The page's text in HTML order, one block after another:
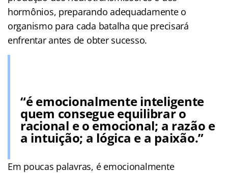
hormônios, preparando adequadamente o
organismo para cada batalha que precisará
enfrentar antes de obter sucesso.
“é emocionalmente inteligente
quem consegue equilibrar o
racional e o emocional; a razão e
a intuição; a lógica e a paixão.”
Em poucas palavras, é emocionalmente